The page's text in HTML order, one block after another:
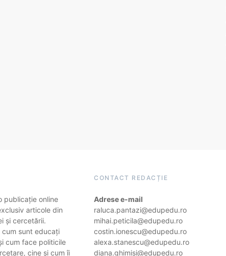
publicație online
articole din
și cercetării.
cum sunt educați
cum face politicile
cine și cum îi
CONTACT REDACȚIE
Adrese e-mail
raluca.pantazi@edupedu.ro
mihai.peticila@edupedu.ro
costin.ionescu@edupedu.ro
alexa.stanescu@edupedu.ro
diana.ghimisi@edupedu.ro